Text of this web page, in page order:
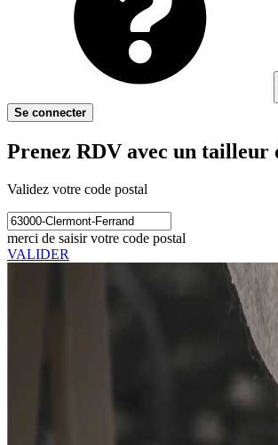
Se connecter
Prenez RDV avec un
Validez votre code postal
merci de saisir votre code postal
VALIDER